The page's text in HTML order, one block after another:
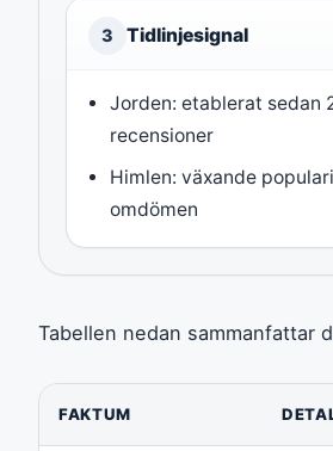
3 Tidlinjesignal
Jorden: etablerat sedan
recensioner
Himlen: växande
omdömen
Tabellen nedan sammanfattar
FAKTUM